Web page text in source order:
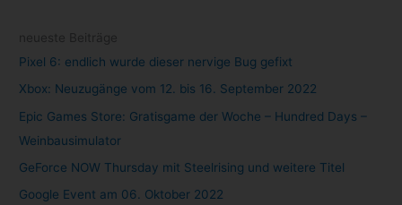
Pixel 6: endlich wurde dieser nervige Bug gefixt
Xbox: Neuzugänge vom 12. bis 16. September 2022
Epic Games Store: Gratisgame der Woche – Hundred Days –
Weinbausimulator
GeForce NOW Thursday mit Steelrising und weitere Titel
Google Event am 06. Oktober 2022